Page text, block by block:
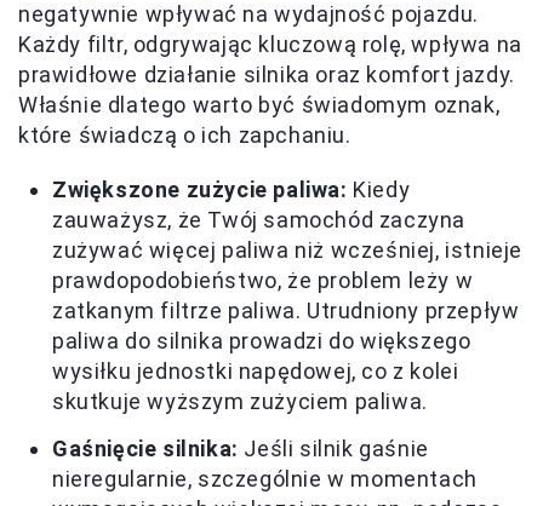
negatywnie wpływać na wydajność pojazdu.
Każdy filtr, odgrywając kluczową rolę, wpływa na
prawidłowe działanie silnika oraz komfort jazdy.
Właśnie dlatego warto być świadomym oznak,
które świadczą o ich zapchaniu.
Zwiększone zużycie paliwa: Kiedy
zauważysz, że Twój samochód zaczyna
zużywać więcej paliwa niż wcześniej, istnieje
prawdopodobieństwo, że problem leży w
zatkanym filtrze paliwa. Utrudniony przepływ
paliwa do silnika prowadzi do większego
wysiłku jednostki napędowej, co z kolei
skutkuje wyższym zużyciem paliwa.
Gaśnięcie silnika: Jeśli silnik gaśnie
nieregularnie, szczególnie w momentach